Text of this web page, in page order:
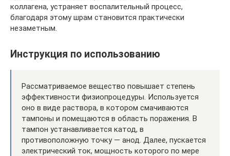
коллагена, устраняет воспалительный процесс,
благодаря этому шрам становится практически
незаметным.
Инструкция по использованию
Рассматриваемое вещество повышает степень
эффективности физиопроцедуры. Используется
оно в виде раствора, в котором смачиваются
тампоны и помещаются в область поражения. В
тампон устанавливается катод, в
противоположную точку — анод. Далее, пускается
электрический ток, мощность которого по мере